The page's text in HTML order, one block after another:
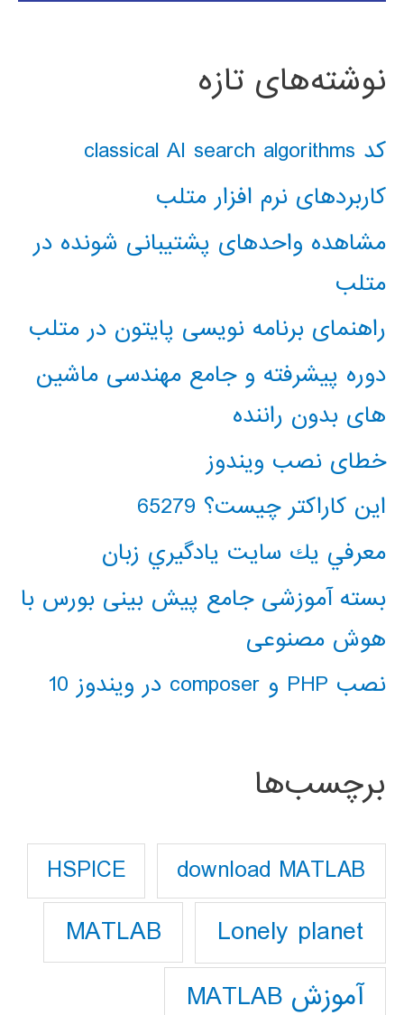
نوشته‌های تازه
کد classical AI search algorithms
کاربردهای نرم افزار متلب
مشاهده واحدهای پشتیبانی شونده در
متلب
راهنمای برنامه نویسی پایتون در متلب
دوره پیشرفته و جامع مهندسی ماشین
های بدون راننده
خطای نصب ویندوز
این کاراکتر چیست؟ 65279
معرفي يك سايت يادگيري زبان
بسته آموزشی جامع پیش بینی بورس با
هوش مصنوعی
نصب PHP و composer در ویندوز 10
برچسب‌ها
download MATLAB
HSPICE
Lonely planet
MATLAB
آموزش MATLAB